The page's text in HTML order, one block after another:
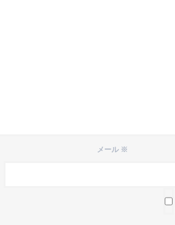
メール ※